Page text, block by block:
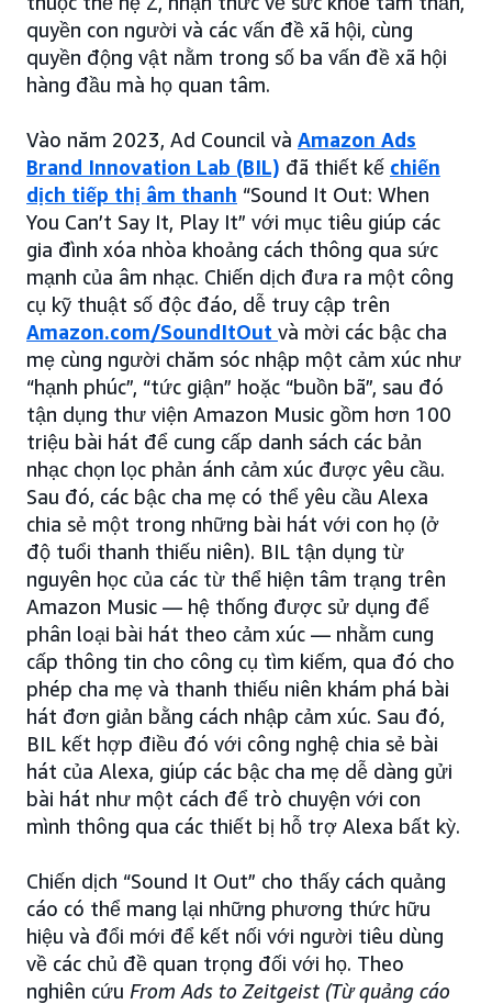
quyền con người và các vấn đề xã hội, cùng
quyền động vật nằm trong số ba vấn đề xã hội
hàng đầu mà họ quan tâm.
Vào năm 2023, Ad Council và Amazon Ads
Brand Innovation Lab (BIL) đã thiết kế chiến
dịch tiếp thị âm thanh “Sound It Out: When
You Can’t Say It, Play It” với mục tiêu giúp các
gia đình xóa nhòa khoảng cách thông qua sức
mạnh của âm nhạc. Chiến dịch đưa ra một công
cụ kỹ thuật số độc đáo, dễ truy cập trên
Amazon.com/SoundItOut và mời các bậc cha
mẹ cùng người chăm sóc nhập một cảm xúc như
“hạnh phúc”, “tức giận” hoặc “buồn bã”, sau đó
tận dụng thư viện Amazon Music gồm hơn 100
triệu bài hát để cung cấp danh sách các bản
nhạc chọn lọc phản ánh cảm xúc được yêu cầu.
Sau đó, các bậc cha mẹ có thể yêu cầu Alexa
chia sẻ một trong những bài hát với con họ (ở
độ tuổi thanh thiếu niên). BIL tận dụng từ
nguyên học của các từ thể hiện tâm trạng trên
Amazon Music — hệ thống được sử dụng để
phân loại bài hát theo cảm xúc — nhằm cung
cấp thông tin cho công cụ tìm kiếm, qua đó cho
phép cha mẹ và thanh thiếu niên khám phá bài
hát đơn giản bằng cách nhập cảm xúc. Sau đó,
BIL kết hợp điều đó với công nghệ chia sẻ bài
hát của Alexa, giúp các bậc cha mẹ dễ dàng gửi
bài hát như một cách để trò chuyện với con
mình thông qua các thiết bị hỗ trợ Alexa bất kỳ.
Chiến dịch “Sound It Out” cho thấy cách quảng
cáo có thể mang lại những phương thức hữu
hiệu và đổi mới để kết nối với người tiêu dùng
về các chủ đề quan trọng đối với họ. Theo
nghiên cứu From Ads to Zeitgeist (Từ quảng cáo